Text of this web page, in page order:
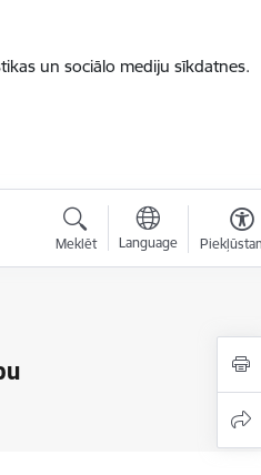
un sociālo mediju sīkdatnes.
Meklēt Language